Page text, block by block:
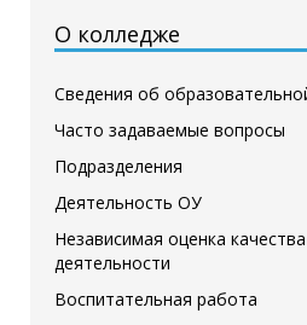
О колледже
Сведения об
Часто задаваемые вопросы
Подразделения
Деятельность ОУ
Независимая оценка
деятельности
Воспитательная работа